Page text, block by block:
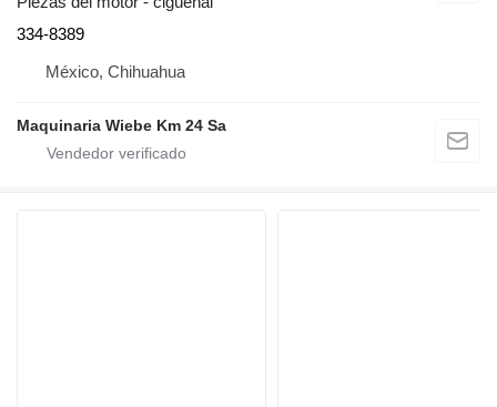
334-8389
México, Chihuahua
Maquinaria Wiebe Km 24 Sa